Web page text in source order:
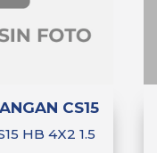
CS15
HB 4X2 1.5